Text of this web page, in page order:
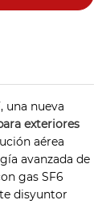
una nueva
exteriores
aérea
avanzada de
gas SF6
disyuntor